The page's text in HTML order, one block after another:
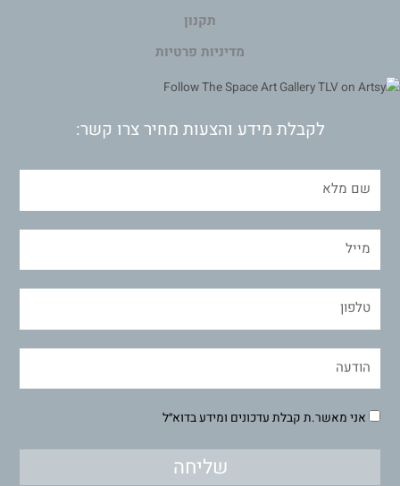
תקנון
מדיניות פרטיות
לקבלת מידע והצעות מחיר צרו קשר:
אני מאשר.ת קבלת עדכונים ומידע בדוא״ל
שליחה